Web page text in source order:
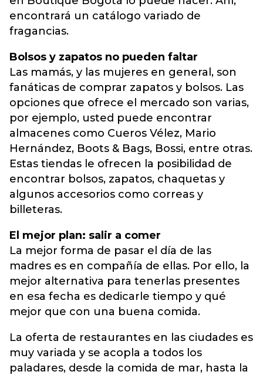
encontrará un catálogo variado de
fragancias.
Bolsos y zapatos no pueden faltar
Las mamás, y las mujeres en general, son
fanáticas de comprar zapatos y bolsos. Las
opciones que ofrece el mercado son varias,
por ejemplo, usted puede encontrar
almacenes como Cueros Vélez, Mario
Hernández, Boots & Bags, Bossi, entre otras.
Estas tiendas le ofrecen la posibilidad de
encontrar bolsos, zapatos, chaquetas y
algunos accesorios como correas y
billeteras.
El mejor plan: salir a comer
La mejor forma de pasar el día de las
madres es en compañía de ellas. Por ello, la
mejor alternativa para tenerlas presentes
en esa fecha es dedicarle tiempo y qué
mejor que con una buena comida.
La oferta de restaurantes en las ciudades es
muy variada y se acopla a todos los
paladares, desde la comida de mar, hasta la